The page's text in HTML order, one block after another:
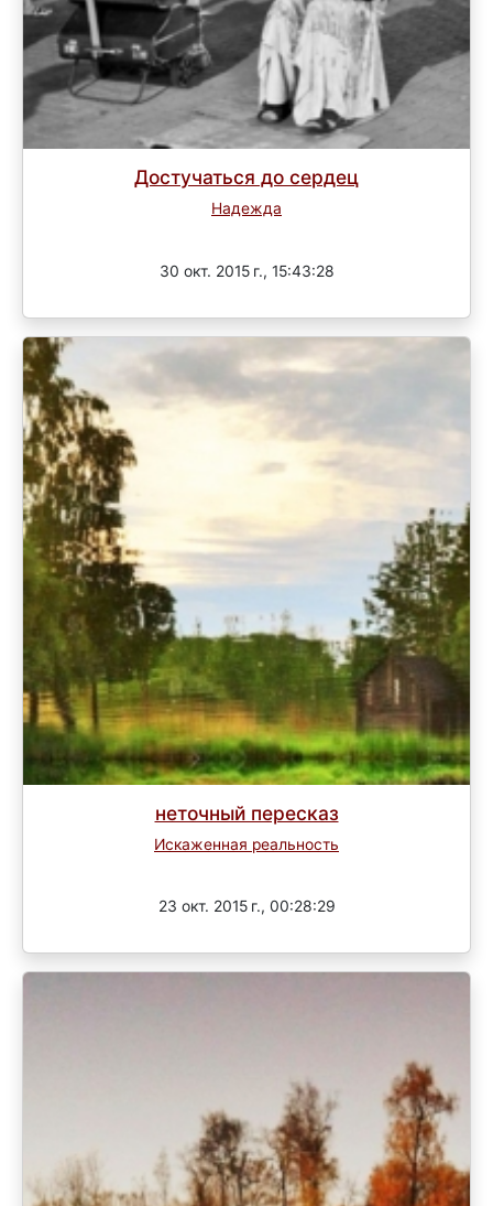
Достучаться до сердец
Надежда
30 окт. 2015 г., 15:43:28
неточный пересказ
Искаженная реальность
23 окт. 2015 г., 00:28:29